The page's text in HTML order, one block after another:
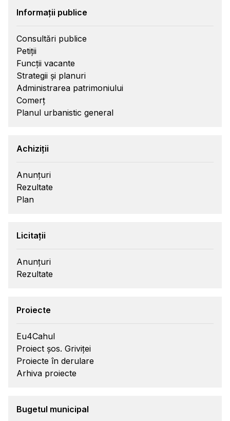
Informații publice
Consultări publice
Petiții
Funcții vacante
Strategii și planuri
Administrarea patrimoniului
Comerț
Planul urbanistic general
Achiziții
Anunțuri
Rezultate
Plan
Licitații
Anunțuri
Rezultate
Proiecte
Eu4Cahul
Proiect șos. Griviței
Proiecte în derulare
Arhiva proiecte
Bugetul municipal